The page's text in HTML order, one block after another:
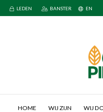
LEDEN BANSTER EN
HOME WIJ ZIJN WIJ